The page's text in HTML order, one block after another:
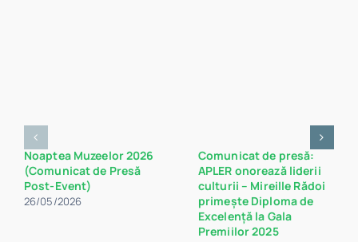
Noaptea Muzeelor 2026
(Comunicat de Presă
Post-Event)
26/05/2026
Comunicat de presă:
APLER onorează liderii
culturii – Mireille Rădoi
primește Diploma de
Excelență la Gala
Premiilor 2025